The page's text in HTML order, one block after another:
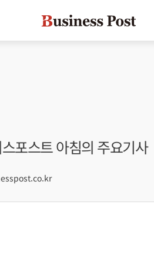
포스트 아침의 주요기사